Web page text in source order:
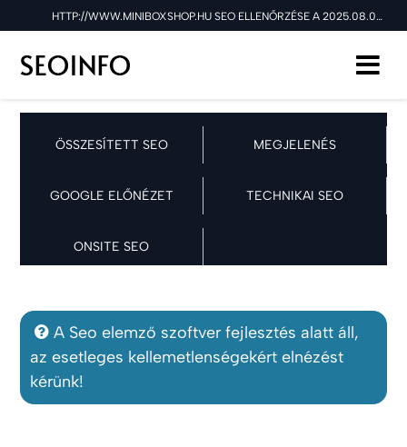
HTTP://WWW.MINIBOXSHOP.HU SEO ELLENŐRZÉSE A 2025.08.08 NAPON
ÖSSZESÍTETT SEO MEGJELENÉS
GOOGLE ELŐNÉZET TECHNIKAI SEO
ONSITE SEO
A Seo elemző szoftver fejlesztés alatt áll,
az esetleges kellemetlenségekért elnézést
kérünk!